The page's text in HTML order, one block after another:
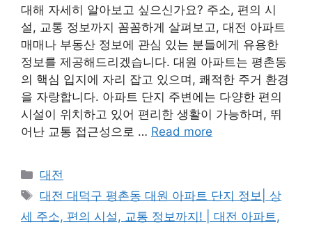
대해 자세히 알아보고 싶으신가요? 주소, 편의 시
설, 교통 정보까지 꼼꼼하게 살펴보고, 대전 아파트
매매나 부동산 정보에 관심 있는 분들에게 유용한
정보를 제공해드리겠습니다. 대원 아파트는 평촌동
의 핵심 입지에 자리 잡고 있으며, 쾌적한 주거 환경
을 자랑합니다. 아파트 단지 주변에는 다양한 편의
시설이 위치하고 있어 편리한 생활이 가능하며, 뛰
어난 교통 접근성으로 … Read more
Categories
대전
Tags
대전 대덕구 평촌동 대원 아파트 단지 정보| 상
세 주소, 편의 시설, 교통 정보까지! | 대전 아파트,